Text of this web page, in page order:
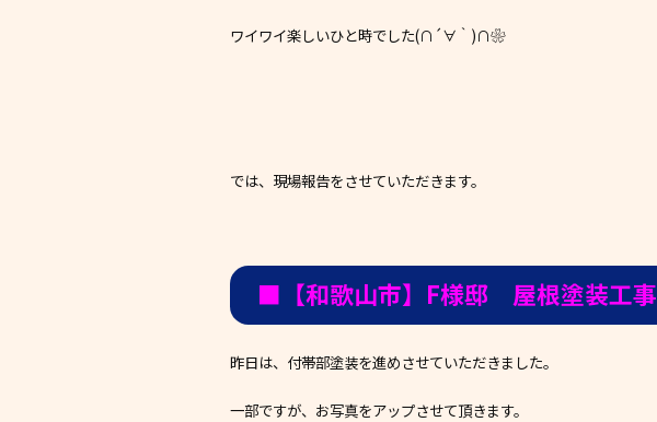
ワイワイ楽しいひと時でした(∩´∀｀)∩❀
では、現場報告をさせていただきます。
■【和歌山市】F様邸 屋根塗装工事
昨日は、付帯部塗装を進めさせていただきました。
一部ですが、お写真をアップさせて頂きます。